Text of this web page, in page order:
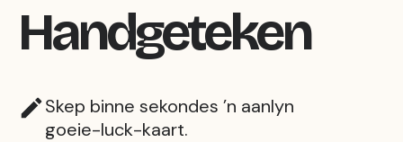
Handgeteken
Skep binne sekondes ’n aanlyn
goeie-luck-kaart.